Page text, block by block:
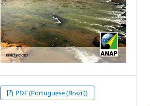
PDF (Portuguese (Brazil))